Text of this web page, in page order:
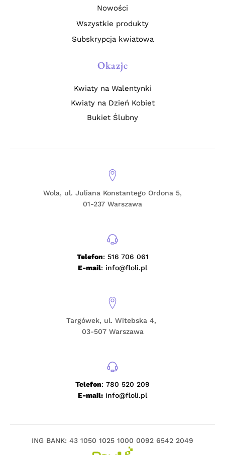
Nowości
Wszystkie produkty
Subskrypcja kwiatowa
Okazje
Kwiaty na Walentynki
Kwiaty na Dzień Kobiet
Bukiet Ślubny
Wola, ul. Juliana Konstantego Ordona 5,
01-237 Warszawa
Telefon: 516 706 061
E-mail: info@floli.pl
Targówek, ul. Witebska 4,
03-507 Warszawa
Telefon: 780 520 209
E-mail: info@floli.pl
ING BANK: 43 1050 1025 1000 0092 6542 2049